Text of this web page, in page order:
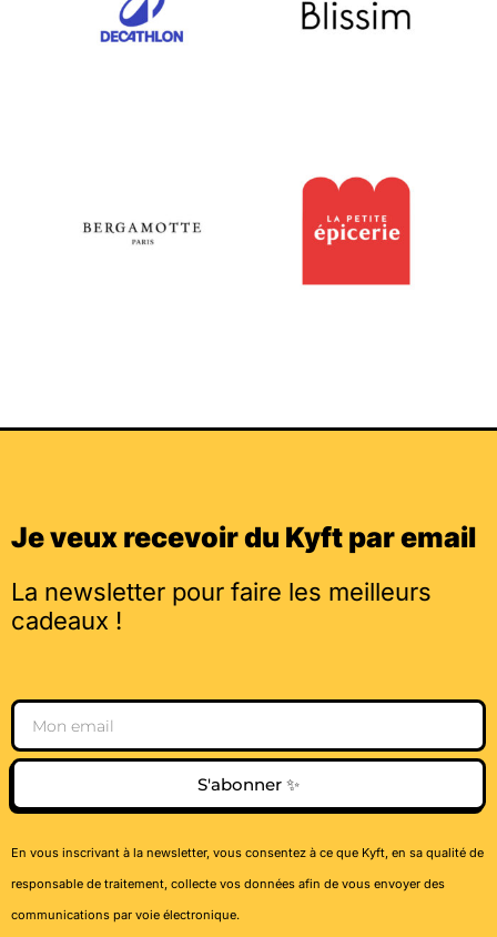
Je veux recevoir du Kyft par email
La newsletter pour faire les meilleurs
cadeaux !
Email
S'abonner ✨
En vous inscrivant à la newsletter, vous consentez à ce que Kyft, en sa qualité de
responsable de traitement, collecte vos données afin de vous envoyer des
communications par voie électronique.